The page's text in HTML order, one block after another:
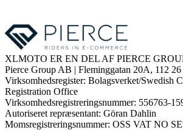
XLMOTO ER EN DEL AF PIERCE
Pierce Group AB | Fleminggatan 20A, 112
Virksomhedsregister: Bolagsverket/Swedish
Registration Office
Virksomhedsregistreringsnummer: 556763-
Autoriseret repræsentant: Göran Dahlin
Momsregistreringsnummer: OSS VAT NO